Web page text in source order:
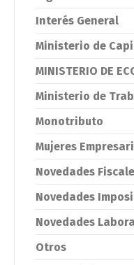
Interés General
Ministerio de
MINISTERIO DE
Ministerio de
Monotributo
Mujeres
Novedades
Novedades
Novedades
Otros